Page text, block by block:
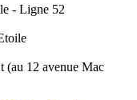
- Ligne 52
(au 12 avenue Mac